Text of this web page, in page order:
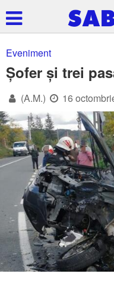
Eveniment
Șofer și trei
(A.M.) 16